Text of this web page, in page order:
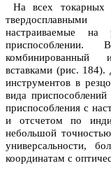
На всех токарных
настраиваемые
комбинированный
вставками (рис. 184).
инструментов в
вида
приспособления с
и отсчетом по
небольшой
универсальности,
координатам с